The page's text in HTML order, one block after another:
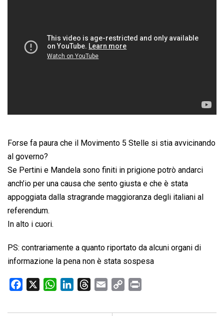
Forse fa paura che il Movimento 5 Stelle si stia avvicinando
al governo?
Se Pertini e Mandela sono finiti in prigione potrò andarci
anch’io per una causa che sento giusta e che è stata
appoggiata dalla stragrande maggioranza degli italiani al
referendum.
In alto i cuori.
PS: contrariamente a quanto riportato da alcuni organi di
informazione la pena non è stata sospesa
c
W
a
n
r
a
p
i